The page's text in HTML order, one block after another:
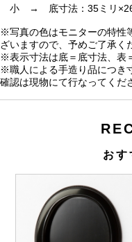
小 → 底寸法：35ミリ×26
※写真の色はモニターの特
ざいますので、予めご了承く
※表示寸法は底＝底寸法、表
※職人による手造り品につき
確認は現物にて行なってくだ
おす